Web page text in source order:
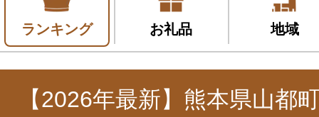
ランキング お礼品 地域
【2026年最新】熊本県山都